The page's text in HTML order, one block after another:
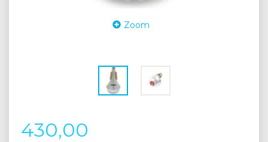
Zoom
430,00